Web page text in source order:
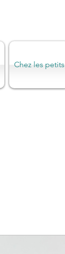
Chez les petits